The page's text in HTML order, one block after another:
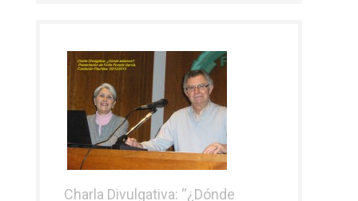
Charla Divulgativa: “¿Dónde